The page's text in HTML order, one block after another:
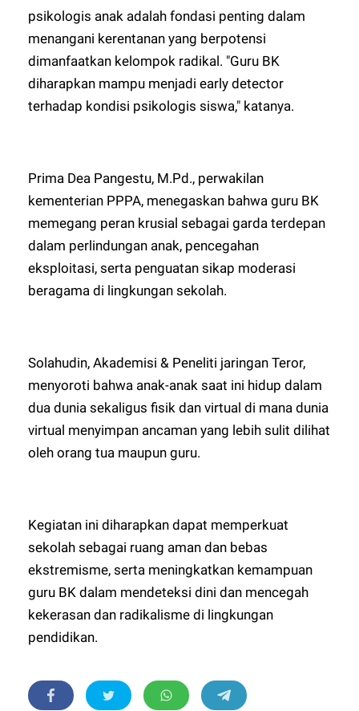
psikologis anak adalah fondasi penting dalam
menangani kerentanan yang berpotensi
dimanfaatkan kelompok radikal. "Guru BK
diharapkan mampu menjadi early detector
terhadap kondisi psikologis siswa," katanya.
Prima Dea Pangestu, M.Pd., perwakilan
kementerian PPPA, menegaskan bahwa guru BK
memegang peran krusial sebagai garda terdepan
dalam perlindungan anak, pencegahan
eksploitasi, serta penguatan sikap moderasi
beragama di lingkungan sekolah.
Solahudin, Akademisi & Peneliti jaringan Teror,
menyoroti bahwa anak-anak saat ini hidup dalam
dua dunia sekaligus fisik dan virtual di mana dunia
virtual menyimpan ancaman yang lebih sulit dilihat
oleh orang tua maupun guru.
Kegiatan ini diharapkan dapat memperkuat
sekolah sebagai ruang aman dan bebas
ekstremisme, serta meningkatkan kemampuan
guru BK dalam mendeteksi dini dan mencegah
kekerasan dan radikalisme di lingkungan
pendidikan.